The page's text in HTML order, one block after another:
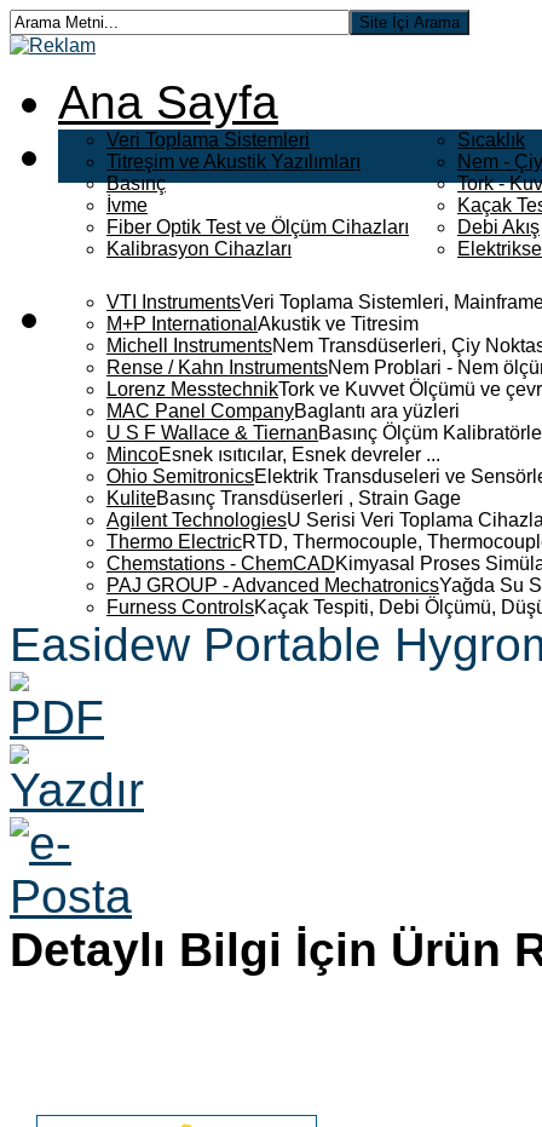
Ana Sayfa
Veri Toplama Sistemleri
Titreşim ve Akustik Yazılımları
Basınç
İvme
Fiber Optik Test ve Ölçüm Cihazları
Kalibrasyon Cihazları
Sıcaklık
Nem -
Tork -
Kaçak
Debi Akış
VTI InstrumentsVeri Toplama Sistemleri,
M+P International Akustik ve Titresim
Michell InstrumentsNem Transdüserleri, Çiy
Rense / Kahn InstrumentsNem Problari - Nem
Lorenz MesstechnikTork ve Kuvvet Ölçümü ve
MAC Panel CompanyBaglantı ara yüzleri
U S F Wallace & TiernanBasınç Ölçüm
MincoEsnek ısıtıcılar, Esnek devreler ...
Ohio SemitronicsElektrik Transduseleri ve
KuliteBasınç Transdüserleri , Strain Gage
Agilent TechnologiesU Serisi Veri Toplama
Thermo ElectricRTD, Thermocouple,
Chemstations - ChemCADKimyasal Proses
PAJ GROUP - Advanced MechatronicsYağda Su
Furness ControlsKaçak Tespiti, Debi Ölçümü,
Easidew Portable
Detaylı Bilgi İçin Ürün